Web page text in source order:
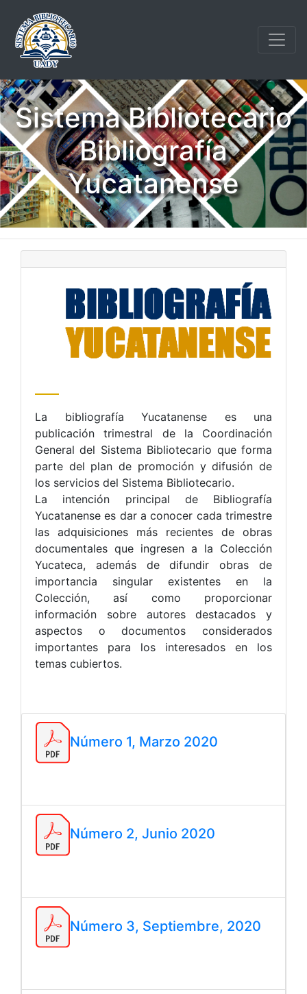
Sistema Bibliotecario
Bibliografía
Yucatanense
La bibliografía Yucatanense es una
publicación trimestral de la Coordinación
General del Sistema Bibliotecario que forma
parte del plan de promoción y difusión de
los servicios del Sistema Bibliotecario.
La intención principal de Bibliografía
Yucatanense es dar a conocer cada trimestre
las adquisiciones más recientes de obras
documentales que ingresen a la Colección
Yucateca, además de difundir obras de
importancia singular existentes en la
Colección, así como proporcionar
información sobre autores destacados y
aspectos o documentos considerados
importantes para los interesados en los
temas cubiertos.
Número 1, Marzo 2020
Número 2, Junio 2020
Número 3, Septiembre, 2020